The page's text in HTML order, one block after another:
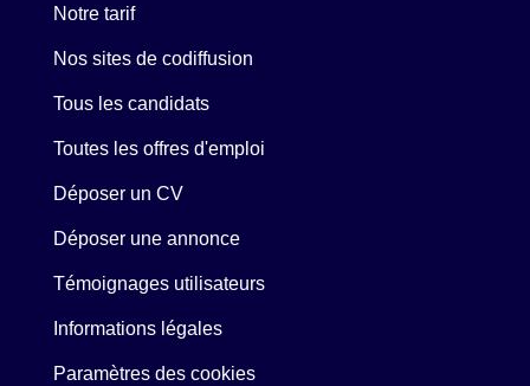
Notre tarif
Nos sites de codiffusion
Tous les candidats
Toutes les offres d'emploi
Déposer un CV
Déposer une annonce
Témoignages utilisateurs
Informations légales
Paramètres des cookies